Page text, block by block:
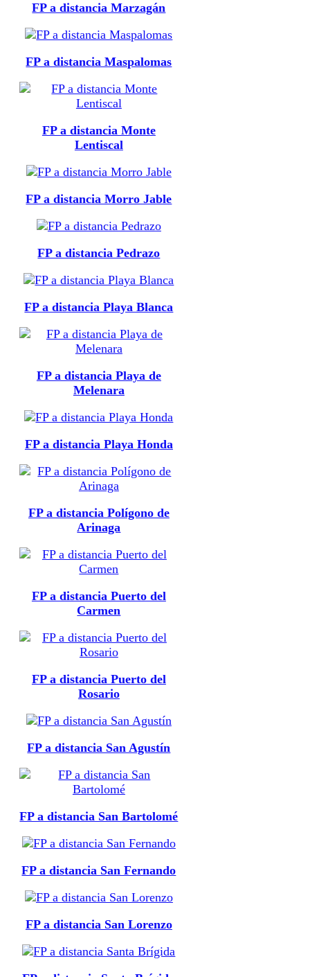
FP a distancia Marzagán
FP a distancia Maspalomas
FP a distancia Monte
Lentiscal
FP a distancia Morro Jable
FP a distancia Pedrazo
FP a distancia Playa Blanca
FP a distancia Playa de
Melenara
FP a distancia Playa Honda
FP a distancia Polígono de
Arinaga
FP a distancia Puerto del
Carmen
FP a distancia Puerto del
Rosario
FP a distancia San Agustín
FP a distancia San Bartolomé
FP a distancia San Fernando
FP a distancia San Lorenzo